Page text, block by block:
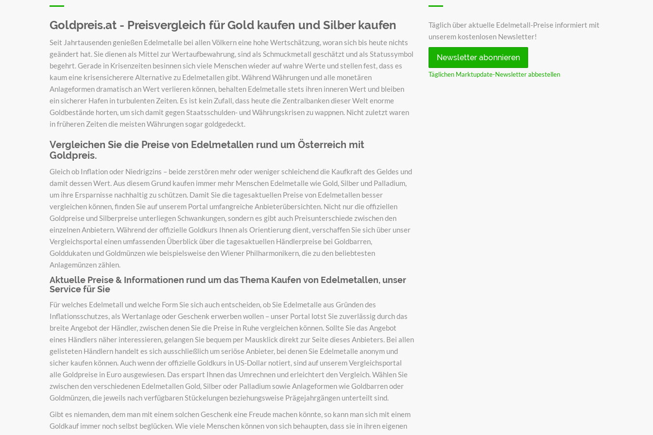
Goldpreis.at - Preisvergleich für Gold kaufen und Silber kaufen
Seit Jahrtausenden genießen Edelmetalle bei allen Völkern eine hohe Wertschätzung, woran sich bis heute nichts
geändert hat. Sie dienen als Mittel zur Wertaufbewahrung, sind als Schmuckmetall geschätzt und als Statussymbol
begehrt. Gerade in Krisenzeiten besinnen sich viele Menschen wieder auf wahre Werte und stellen fest, dass es
kaum eine krisensicherere Alternative zu Edelmetallen gibt. Während Währungen und alle monetären
Anlageformen dramatisch an Wert verlieren können, behalten Edelmetalle stets ihren inneren Wert und bleiben
ein sicherer Hafen in turbulenten Zeiten. Es ist kein Zufall, dass heute die Zentralbanken dieser Welt enorme
Goldbestände horten, um sich damit gegen Staatsschulden- und Währungskrisen zu wappnen. Nicht zuletzt waren
in früheren Zeiten die meisten Währungen sogar goldgedeckt.
Vergleichen Sie die Preise von Edelmetallen rund um Österreich mit
Goldpreis.
Gleich ob Inflation oder Niedrigzins – beide zerstören mehr oder weniger schleichend die Kaufkraft des Geldes und
damit dessen Wert. Aus diesem Grund kaufen immer mehr Menschen Edelmetalle wie Gold, Silber und Palladium,
um ihre Ersparnisse nachhaltig zu schützen. Damit Sie die tagesaktuellen Preise von Edelmetallen besser
vergleichen können, finden Sie auf unserem Portal umfangreiche Anbieterübersichten. Nicht nur die offiziellen
Goldpreise und Silberpreise unterliegen Schwankungen, sondern es gibt auch Preisunterschiede zwischen den
einzelnen Anbietern. Während der offizielle Goldkurs Ihnen als Orientierung dient, verschaffen Sie sich über unser
Vergleichsportal einen umfassenden Überblick über die tagesaktuellen Händlerpreise bei Goldbarren,
Golddukaten und Goldmünzen wie beispielsweise den Wiener Philharmonikern, die zu den beliebtesten
Anlagemünzen zählen.
Aktuelle Preise & Informationen rund um das Thema Kaufen von Edelmetallen, unser
Service für Sie
Für welches Edelmetall und welche Form Sie sich auch entscheiden, ob Sie Edelmetalle aus Gründen des
Inflationsschutzes, als Wertanlage oder Geschenk erwerben wollen – unser Portal lotst Sie zuverlässig durch das
breite Angebot der Händler, zwischen denen Sie die Preise in Ruhe vergleichen können. Sollte Sie das Angebot
eines Händlers näher interessieren, gelangen Sie bequem per Mausklick direkt zur Seite dieses Anbieters. Bei allen
gelisteten Händlern handelt es sich ausschließlich um seriöse Anbieter, bei denen Sie Edelmetalle anonym und
sicher kaufen können. Auch wenn der offizielle Goldkurs in US-Dollar notiert, sind auf unserem Vergleichsportal
alle Goldpreise in Euro ausgewiesen. Das erspart Ihnen das Umrechnen und erleichtert den Vergleich. Wählen Sie
zwischen den verschiedenen Edelmetallen Gold, Silber oder Palladium sowie Anlageformen wie Goldbarren oder
Goldmünzen, die jeweils nach verfügbaren Stückelungen beziehungsweise Prägejahrgängen unterteilt sind.
Gibt es niemanden, dem man mit einem solchen Geschenk eine Freude machen könnte, so kann man sich mit einem
Goldkauf immer noch selbst beglücken. Wie viele Menschen können von sich behaupten, dass sie in ihren eigenen
Täglich über aktuelle Edelmetall-Preise informiert mit
unserem kostenlosen Newsletter!
Newsletter abonnieren
Täglichen Marktupdate-Newsletter abbestellen